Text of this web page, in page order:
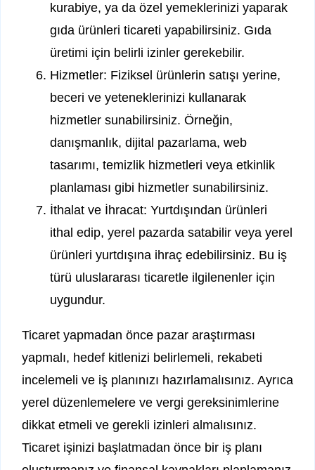
kurabiye, ya da özel yemeklerinizi yaparak
gıda ürünleri ticareti yapabilirsiniz. Gıda
üretimi için belirli izinler gerekebilir.
Hizmetler: Fiziksel ürünlerin satışı yerine,
beceri ve yeteneklerinizi kullanarak
hizmetler sunabilirsiniz. Örneğin,
danışmanlık, dijital pazarlama, web
tasarımı, temizlik hizmetleri veya etkinlik
planlaması gibi hizmetler sunabilirsiniz.
İthalat ve İhracat: Yurtdışından ürünleri
ithal edip, yerel pazarda satabilir veya yerel
ürünleri yurtdışına ihraç edebilirsiniz. Bu iş
türü uluslararası ticaretle ilgilenenler için
uygundur.
Ticaret yapmadan önce pazar araştırması
yapmalı, hedef kitlenizi belirlemeli, rekabeti
incelemeli ve iş planınızı hazırlamalısınız. Ayrıca
yerel düzenlemelere ve vergi gereksinimlerine
dikkat etmeli ve gerekli izinleri almalısınız.
Ticaret işinizi başlatmadan önce bir iş planı